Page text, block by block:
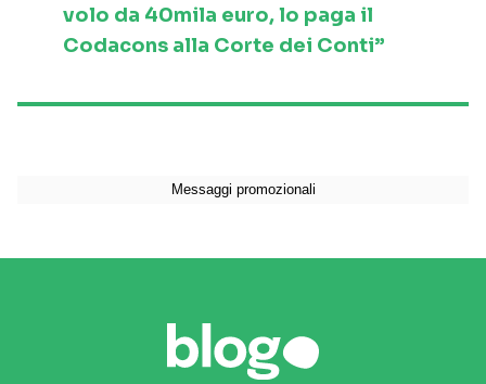
volo da 40mila euro, lo paga il
Codacons alla Corte dei Conti”